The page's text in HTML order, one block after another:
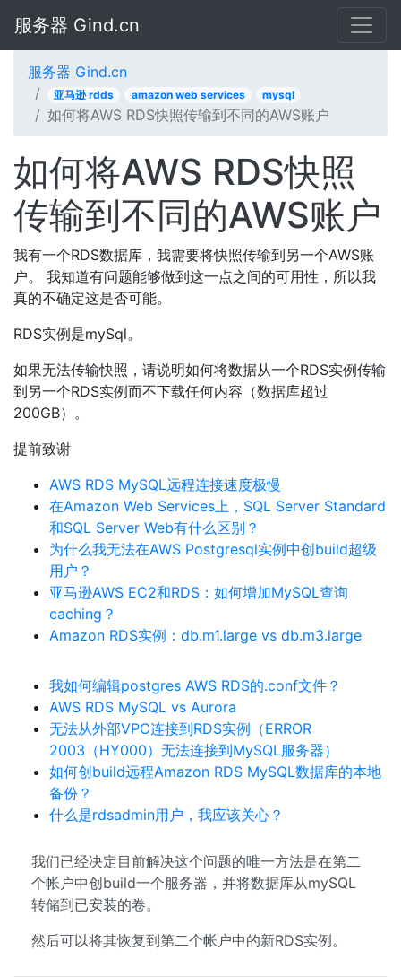
服务器 Gind.cn
服务器 Gind.cn
亚马逊 rdds amazon web services mysql
如何将AWS RDS快照传输到不同的AWS账户
如何将AWS RDS快照
传输到不同的AWS账户
我有一个RDS数据库，我需要将快照传输到另一个AWS账
户。 我知道有问题能够做到这一点之间的可用性，所以我
真的不确定这是否可能。
RDS实例是mySql。
如果无法传输快照，请说明如何将数据从一个RDS实例传输
到另一个RDS实例而不下载任何内容（数据库超过
200GB）。
提前致谢
AWS RDS MySQL远程连接速度极慢
在Amazon Web Services上，SQL Server Standard
和SQL Server Web有什么区别？
为什么我无法在AWS Postgresql实例中创build超级
用户？
亚马逊AWS EC2和RDS：如何增加MySQL查询
caching？
Amazon RDS实例：db.m1.large vs db.m3.large
我如何编辑postgres AWS RDS的.conf文件？
AWS RDS MySQL vs Aurora
无法从外部VPC连接到RDS实例（ERROR
2003（HY000）无法连接到MySQL服务器）
如何创build远程Amazon RDS MySQL数据库的本地
备份？
什么是rdsadmin用户，我应该关心？
我们已经决定目前解决这个问题的唯一方法是在第二
个帐户中创build一个服务器，并将数据库从mySQL
转储到已安装的卷。
然后可以将其恢复到第二个帐户中的新RDS实例。